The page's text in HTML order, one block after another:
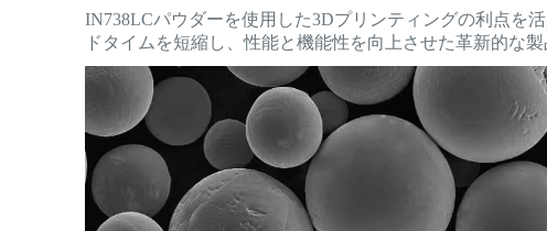
IN738LCパウダーを使用した3Dプリンティングの利点を
ドタイムを短縮し、性能と機能性を向上させた革新的な